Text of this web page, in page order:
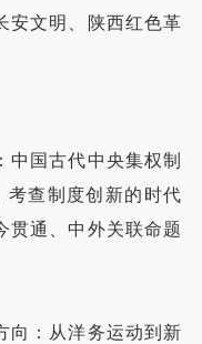
文明、陕西红色革
国古代中央集权制
查制度创新的时代
贯通、中外关联命题
：从洋务运动到新